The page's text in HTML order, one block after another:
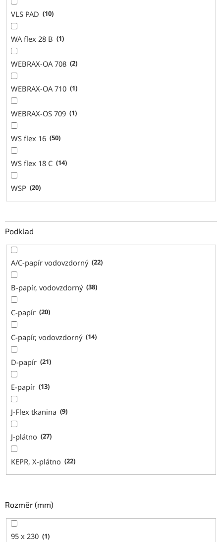
VLS PAD 10
WA flex 28 B 1
WEBRAX-OA 708 2
WEBRAX-OA 710 1
WEBRAX-OS 709 1
WS flex 16 50
WS flex 18 C 14
WSP 20
Podklad
A/C-papír vodovzdorný 22
B-papír, vodovzdorný 38
C-papír 20
C-papír, vodovzdorný 14
D-papír 21
E-papír 13
J-Flex tkanina 9
J-plátno 27
KEPR, X-plátno 22
Rozměr (mm)
95 x 230 1